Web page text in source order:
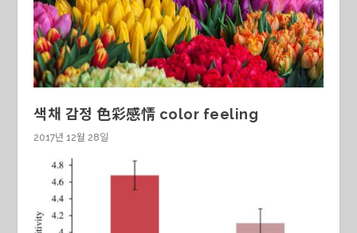
색채 감정 色彩感情 color feeling
2017년 12월 28일